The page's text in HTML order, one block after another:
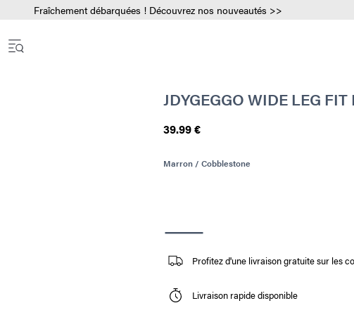
Fraîchement débarquées ! Découvrez nos nouveautés >>
JDYGEGGO WIDE LEG
39.99 €
Marron / Cobblestone
Profitez d'une livraison gratuite sur les
Livraison rapide disponible